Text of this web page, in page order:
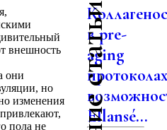
внешность
они
но
изменения
пола не
в pre-
aging
Ellansé...